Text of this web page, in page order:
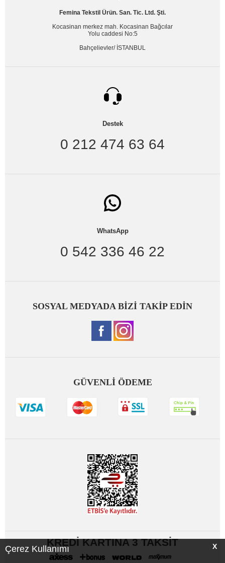
X
Çerez Kullanımı
Femina Tekstil Ürün. San. Tic. Ltd. Şti.
Kocasinan merkez mah. Kocasinan Bağcılar
Yolu caddesi No:5
Bahçelievler/ İSTANBUL
Destek
0 212 474 63 64
WhatsApp
0 542 336 46 22
SOSYAL MEDYADA BİZİ TAKİP EDİN
GÜVENLİ ÖDEME
KREDİ KARTINA 3 TAKSİT